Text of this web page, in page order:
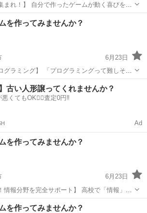
ムが動く喜びを体
シューティングゲームやアクションゲームな
ログラミング 表現力
を作ってみませんか？
6月23日
ログラミングって難しそ
選ばれる理由 初心者向け
グラミング 未経験
】古い人形譲ってくれませんか？
くてもOK🙆‍♀️査定0円‼️
Ad
を作ってみませんか？
6月23日
を完全サポート】 高校で「情報」が
グラミングの基礎をしっかり身につけましょ
ログラミング 思考力
を作ってみませんか？